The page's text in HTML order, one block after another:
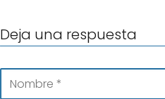
Deja una respuesta